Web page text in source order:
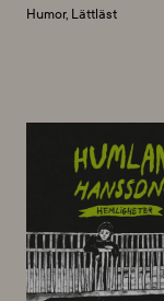
Humor, Lättläst